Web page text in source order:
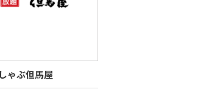
ゃぶ但馬屋